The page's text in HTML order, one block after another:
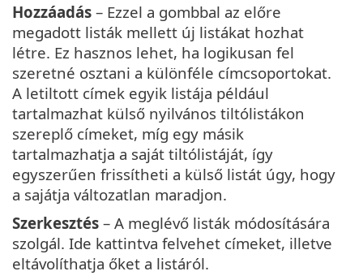
Hozzáadás – Ezzel a gombbal az előre
megadott listák mellett új listákat hozhat
létre. Ez hasznos lehet, ha logikusan fel
szeretné osztani a különféle címcsoportokat.
A letiltott címek egyik listája például
tartalmazhat külső nyilvános tiltólistákon
szereplő címeket, míg egy másik
tartalmazhatja a saját tiltólistáját, így
egyszerűen frissítheti a külső listát úgy, hogy
a sajátja változatlan maradjon.
Szerkesztés – A meglévő listák módosítására
szolgál. Ide kattintva felvehet címeket, illetve
eltávolíthatja őket a listáról.